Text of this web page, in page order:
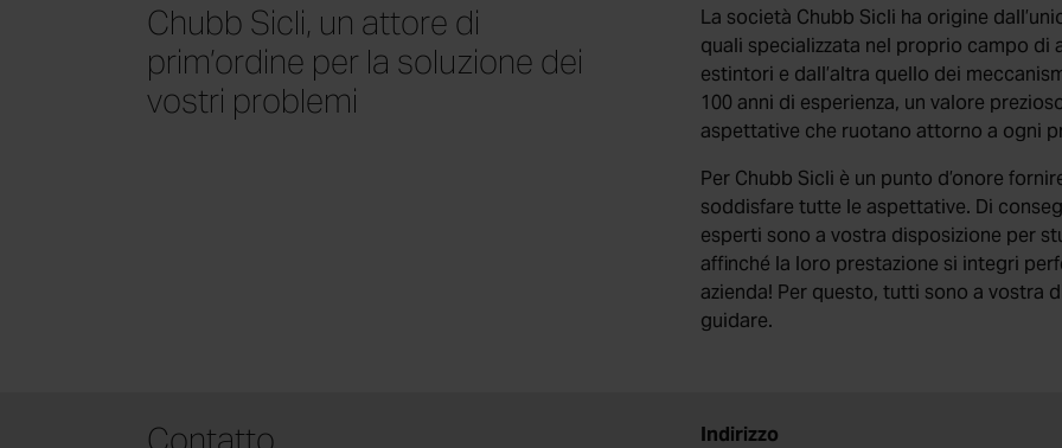
Chubb Sicli, un attore di
prim’ordine per la soluzione dei
vostri problemi
La società Chubb Sicli ha origine
quali specializzata nel proprio campo
estintori e dall’altra quello dei
100 anni di esperienza, un valore
aspettative che ruotano attorno a ogni
Per Chubb Sicli è un punto d’onore
soddisfare tutte le aspettative. Di
esperti sono a vostra disposizione per
affinché la loro prestazione si integri
azienda! Per questo, tutti sono a vostra
guidare.
Indirizzo